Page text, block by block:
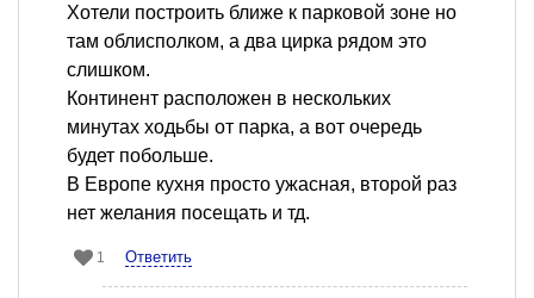
Хотели построить ближе к парковой зоне но
там облисполком, а два цирка рядом это
слишком.
Континент расположен в нескольких
минутах ходьбы от парка, а вот очередь
будет побольше.
В Европе кухня просто ужасная, второй раз
нет желания посещать и тд.
1 Ответить